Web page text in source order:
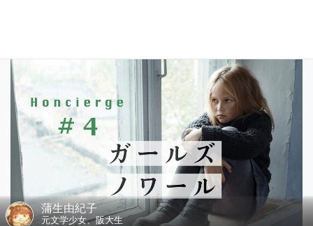
蒲生由紀子
元文学少女、阪大生